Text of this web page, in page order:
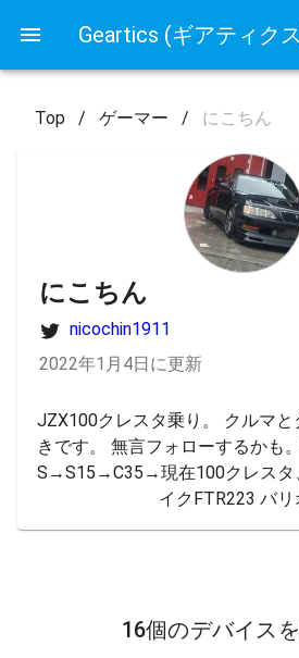
Geartics (ギアティク
Top / ゲーマー / にこちん
にこちん
nicochin1911
2022年1月4日に更新
JZX100クレスタ乗り。 クルマ
きです。 無言フォローするかも
S→S15→C35→現在100クレスタ
イクFTR223 バリ
16個のデバイス